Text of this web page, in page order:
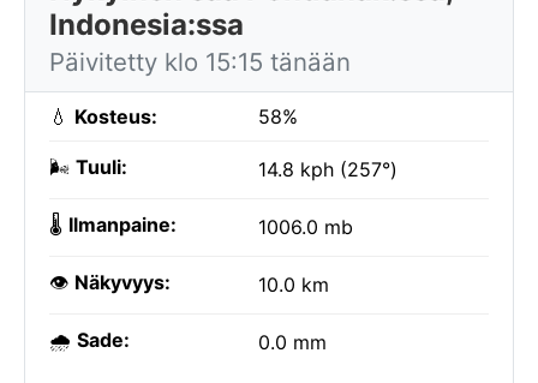
Indonesia:ssa
Päivitetty klo 15:15 tänään
💧 Kosteus: 58%
🌬️ Tuuli: 14.8 kph (257°)
🌡️ Ilmanpaine: 1006.0 mb
👁️ Näkyvyys: 10.0 km
🌧️ Sade: 0.0 mm